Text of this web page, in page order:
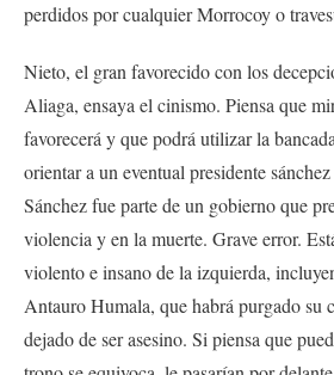
perdidos por cualquier Morrocoy o
Nieto, el gran favorecido con los
Aliaga, ensaya el cinismo. Piensa que
favorecerá y que podrá utilizar la
orientar a un eventual presidente
Sánchez fue parte de un gobierno que
violencia y en la muerte. Grave error.
violento e insano de la izquierda,
Antauro Humala, que habrá purgado su
dejado de ser asesino. Si piensa que